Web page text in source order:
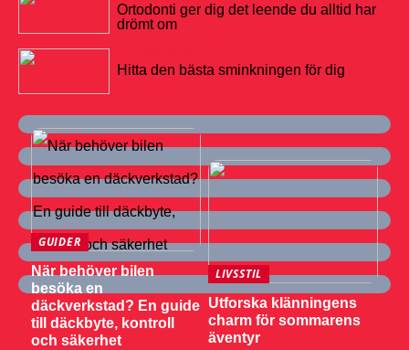
Ortodonti ger dig det leende du alltid har
drömt om
Hitta den bästa sminkningen för dig
GUIDER
När behöver bilen
besöka en
däckverkstad? En guide
till däckbyte, kontroll
och säkerhet
LIVSSTIL
Utforska klänningens
charm för sommarens
äventyr